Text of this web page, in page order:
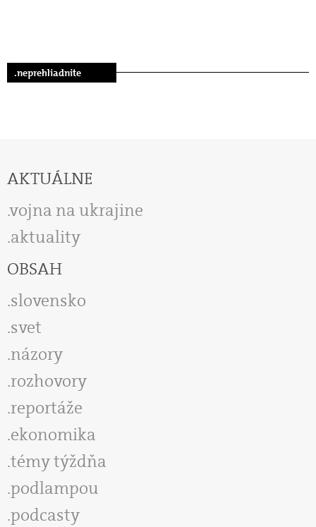
.neprehliadnite
AKTUÁLNE
vojna na ukrajine
aktuality
OBSAH
slovensko
svet
názory
rozhovory
reportáže
ekonomika
témy týždňa
podlampou
podcasty